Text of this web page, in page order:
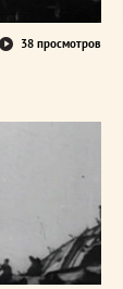
38 просмотров